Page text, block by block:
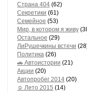
Страна 404 (62)
Секретики (61)
Семейное (53)
Мир, в котором я живу
Остальное (29)
ЛиРушечкины встечи
Политика (26)
🚗 Автоистории (21)
Акции (20)
Автопробег 2014 (20)
☺ Лето 2015 (14)